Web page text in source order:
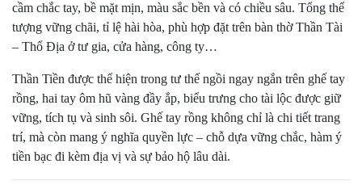
cầm chắc tay, bề mặt mịn, màu sắc bền và có chiều sâu. Tổng thể
tượng vững chãi, tỉ lệ hài hòa, phù hợp đặt trên bàn thờ Thần Tài
– Thổ Địa ở tư gia, cửa hàng, công ty…
Thần Tiền được thể hiện trong tư thế ngồi ngay ngắn trên ghế tay
rồng, hai tay ôm hũ vàng đầy ắp, biểu trưng cho tài lộc được giữ
vững, tích tụ và sinh sôi. Ghế tay rồng không chỉ là chi tiết trang
trí, mà còn mang ý nghĩa quyền lực – chỗ dựa vững chắc, hàm ý
tiền bạc đi kèm địa vị và sự bảo hộ lâu dài.